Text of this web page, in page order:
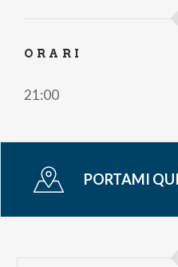
ORARI
21:00
PORTAMI